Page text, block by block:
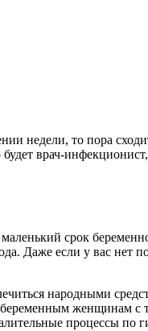
недели, то пора
врач-
срок
Даже если у вас нет
народными
беременным женщинам с
процессы по